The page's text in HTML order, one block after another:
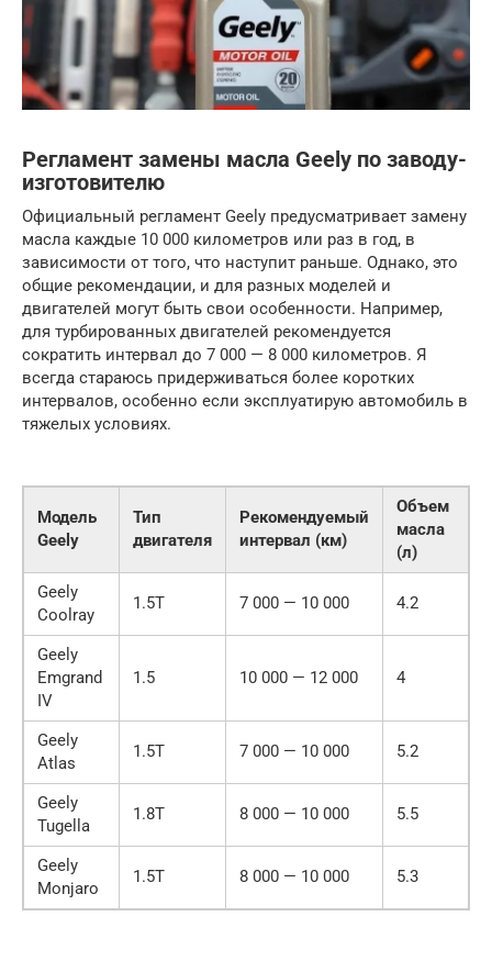
Регламент замены масла Geely по заводу-
изготовителю
Официальный регламент Geely предусматривает замену
масла каждые 10 000 километров или раз в год, в
зависимости от того, что наступит раньше. Однако, это
общие рекомендации, и для разных моделей и
двигателей могут быть свои особенности. Например,
для турбированных двигателей рекомендуется
сократить интервал до 7 000 — 8 000 километров. Я
всегда стараюсь придерживаться более коротких
интервалов, особенно если эксплуатирую автомобиль в
тяжелых условиях.
Модель
Geely
Тип
двигателя
Рекомендуемый
интервал (км)
Объем
масла
(л)
Geely
Coolray
1.5T 7 000 — 10 000 4.2
Geely
Emgrand
IV
1.5 10 000 — 12 000 4
Geely
Atlas
1.5T 7 000 — 10 000 5.2
Geely
Tugella
1.8T 8 000 — 10 000 5.5
Geely
Monjaro
1.5T 8 000 — 10 000 5.3